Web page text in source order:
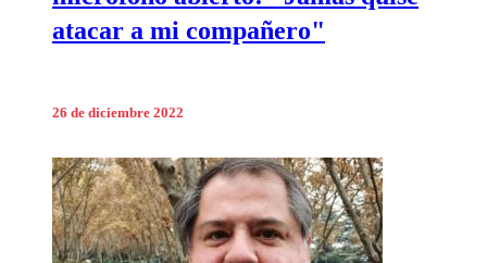
atacar a mi compañero"
26 de diciembre 2022